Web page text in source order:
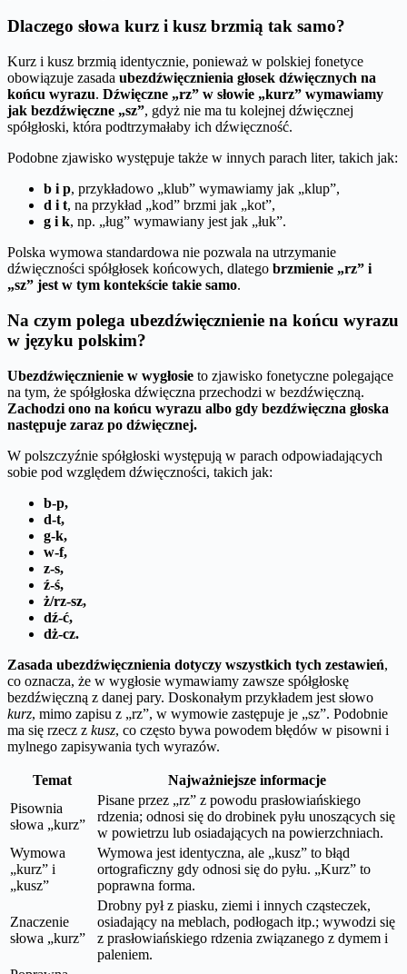
Dlaczego słowa kurz i kusz brzmią tak samo?
Kurz i kusz brzmią identycznie, ponieważ w polskiej fonetyce
obowiązuje zasada ubezdźwięcznienia głosek dźwięcznych na
końcu wyrazu. Dźwięczne „rz” w słowie „kurz” wymawiamy
jak bezdźwięczne „sz”, gdyż nie ma tu kolejnej dźwięcznej
spółgłoski, która podtrzymałaby ich dźwięczność.
Podobne zjawisko występuje także w innych parach liter, takich jak:
b i p, przykładowo „klub” wymawiamy jak „klup”,
d i t, na przykład „kod” brzmi jak „kot”,
g i k, np. „ług” wymawiany jest jak „łuk”.
Polska wymowa standardowa nie pozwala na utrzymanie
dźwięczności spółgłosek końcowych, dlatego brzmienie „rz” i
„sz” jest w tym kontekście takie samo.
Na czym polega ubezdźwięcznienie na końcu wyrazu
w języku polskim?
Ubezdźwięcznienie w wygłosie to zjawisko fonetyczne polegające
na tym, że spółgłoska dźwięczna przechodzi w bezdźwięczną.
Zachodzi ono na końcu wyrazu albo gdy bezdźwięczna głoska
następuje zaraz po dźwięcznej.
W polszczyźnie spółgłoski występują w parach odpowiadających
sobie pod względem dźwięczności, takich jak:
b-p,
d-t,
g-k,
w-f,
z-s,
ź-ś,
ż/rz-sz,
dź-ć,
dż-cz.
Zasada ubezdźwięcznienia dotyczy wszystkich tych zestawień,
co oznacza, że w wygłosie wymawiamy zawsze spółgłoskę
bezdźwięczną z danej pary. Doskonałym przykładem jest słowo
kurz, mimo zapisu z „rz”, w wymowie zastępuje je „sz”. Podobnie
ma się rzecz z kusz, co często bywa powodem błędów w pisowni i
mylnego zapisywania tych wyrazów.
Temat
Najważniejsze informacje
Pisownia
słowa „kurz”
Pisane przez „rz” z powodu prasłowiańskiego
rdzenia; odnosi się do drobinek pyłu unoszących się
w powietrzu lub osiadających na powierzchniach.
Wymowa
„kurz” i
„kusz”
Wymowa jest identyczna, ale „kusz” to błąd
ortograficzny gdy odnosi się do pyłu. „Kurz” to
poprawna forma.
Znaczenie
słowa „kurz”
Drobny pył z piasku, ziemi i innych cząsteczek,
osiadający na meblach, podłogach itp.; wywodzi się
z prasłowiańskiego rdzenia związanego z dymem i
paleniem.